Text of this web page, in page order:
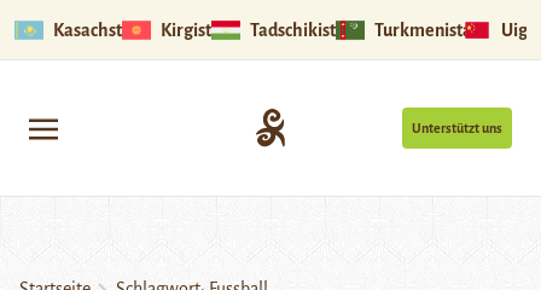
Kasachstan Kirgistan Tadschikistan Turkmenistan
Unterstützt uns